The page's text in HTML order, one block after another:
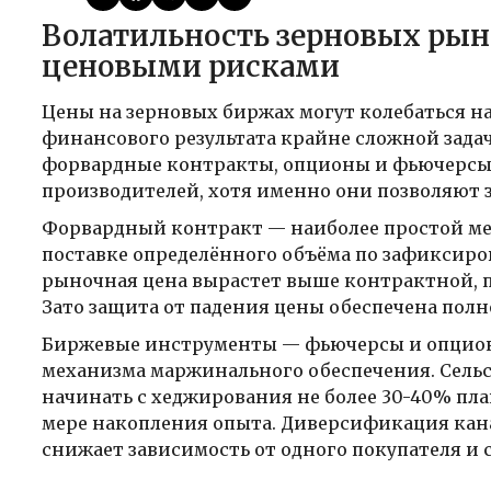
Волатильность зерновых рынков: как аграрию управлять
ценовыми рисками
Цены на зерновых биржах могут колебаться
финансового результата крайне сложной
форвардные контракты, опционы и
производителей, хотя именно они
Форвардный контракт — наиболее простой
поставке определённого объёма по
рыночная цена вырастет выше контрактной,
Зато защита от падения цены обеспечена
Биржевые инструменты — фьючерсы и
механизма маржинального обеспечения.
начинать с хеджирования не более 30-40%
мере накопления опыта. Диверсификация
снижает зависимость от одного покупателя